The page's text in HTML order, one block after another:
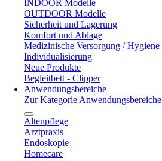
INDOOR Modelle
OUTDOOR Modelle
Sicherheit und Lagerung
Komfort und Ablage
Medizinische Versorgung / Hygiene
Individualisierung
Neue Produkte
Begleitbett - Clipper
Anwendungsbereiche
Zur Kategorie Anwendungsbereiche
Altenpflege
Arztpraxis
Endoskopie
Homecare